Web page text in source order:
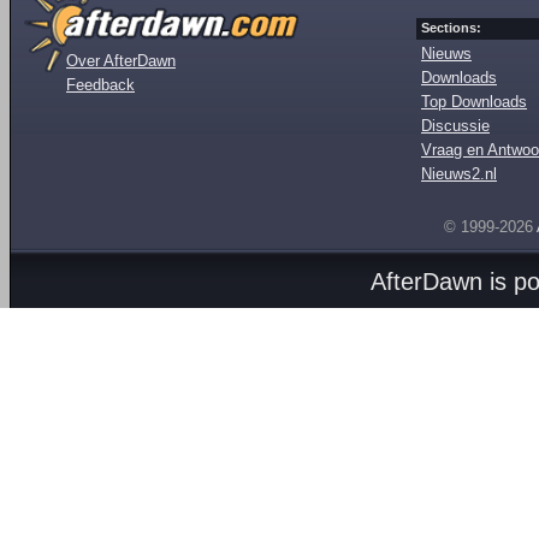
Over AfterDawn
Feedback
Sections:
Nieuws
Downloads
Top Downloads
Discussie
Vraag en
Nieuws2.nl
© 1999-2026
AfterDawn is